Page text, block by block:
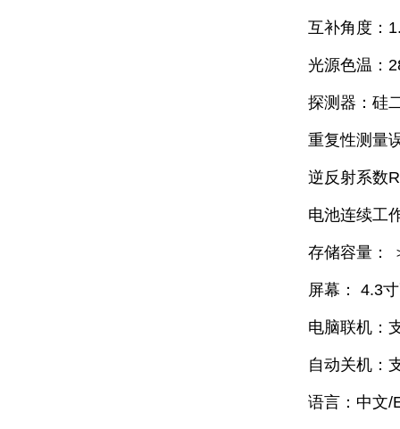
互补角度：
光源色温：
探测器：硅
重复性测量
逆反射系数
电池连续工
存储容量：
屏幕： 4.3
电脑联机：
自动关机：
语言：中文/